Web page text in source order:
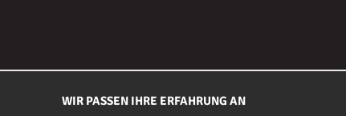
WIR PASSEN IHRE ERFAHRUNG AN